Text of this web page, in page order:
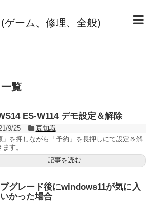
ゲーム、修理、全般)
一覧
ES-W114 デモ設定＆解除
9/25
豆知識
」を押しながら「予約」を長押しにて設定＆解
す。
記事を読む
グレード後にwindows11が気に入
かった場合